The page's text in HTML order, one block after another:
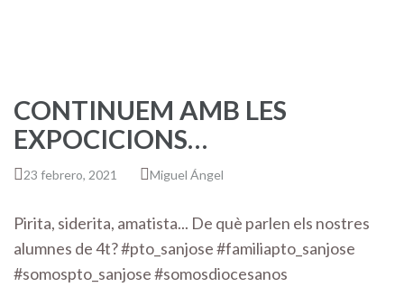
CONTINUEM AMB LES
EXPOCICIONS…
23 febrero, 2021 Miguel Ángel
Pirita, siderita, amatista... De què parlen els nostres
alumnes de 4t? #pto_sanjose #familiapto_sanjose
#somospto_sanjose #somosdiocesanos